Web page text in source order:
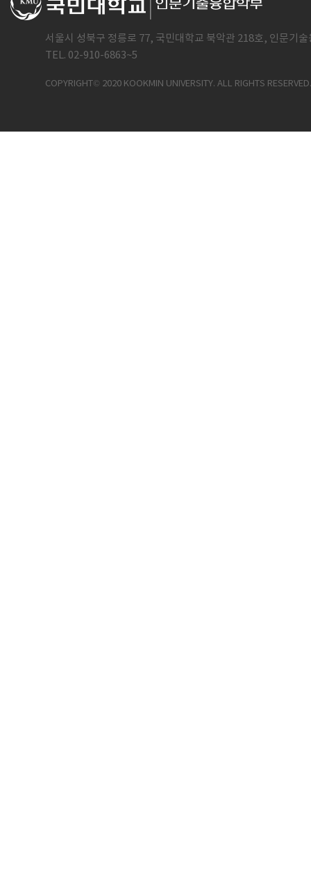
서울시 성북구 정릉로 77, 국민대학교 북악관 218호, 인문기
TEL. 02-910-6863~5
COPYRIGHT© 2020 KOOKMIN UNIVERSITY. ALL RIGHTS RESERVED.